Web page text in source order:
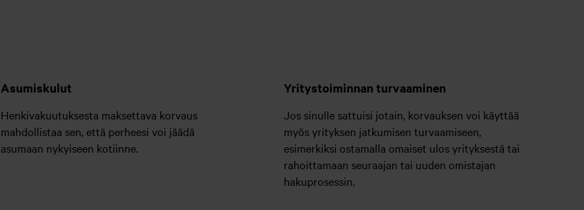
Asumiskulut
Henkivakuutuksesta maksettava korvaus
mahdollistaa sen, että perheesi voi jäädä
asumaan nykyiseen kotiinne.
Yritystoiminnan turvaaminen
Jos sinulle sattuisi jotain, korvauksen voi käyttää
myös yrityksen jatkumisen turvaamiseen,
esimerkiksi ostamalla omaiset ulos yrityksestä tai
rahoittamaan seuraajan tai uuden omistajan
hakuprosessin.